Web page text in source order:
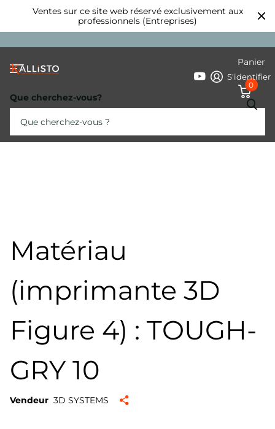
Ventes sur ce site web réservé exclusivement aux
professionnels (Entreprises)
Que cherchez-vous?
S'identifier
Panier
0
Matériau
(imprimante 3D
Figure 4) : TOUGH-
GRY 10
Vendeur 3D SYSTEMS